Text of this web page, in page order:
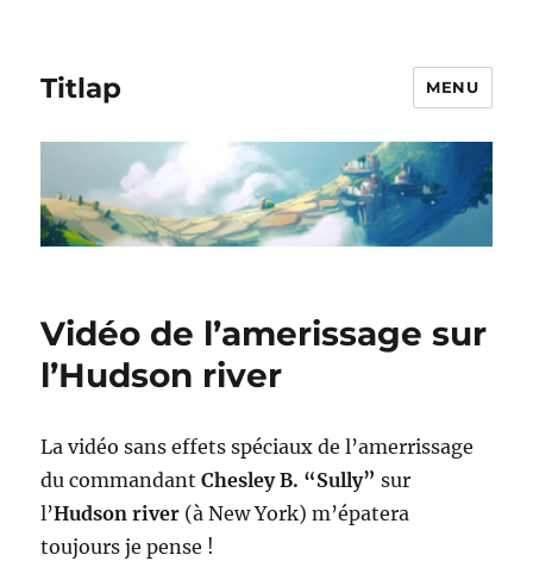
Titlap MENU
Vidéo de l’amerissage sur
l’Hudson river
La vidéo sans effets spéciaux de l’amerrissage
du commandantChesley B. “Sully” sur
l’Hudson river (à New York) m’épatera
toujours je pense !